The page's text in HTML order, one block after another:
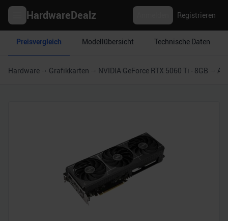
HardwareDealz Registrieren
Preisvergleich Modellübersicht Technische Daten
Hardware Grafikkarten NVIDIA GeForce RTX 5060 Ti - 8GB